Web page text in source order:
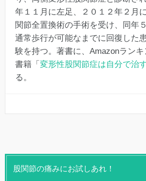
年１１月に左足、２０１２年２月
関節全置換術の手術を受け、同年
通常歩行が可能なまでに回復した
験を持つ。著書に、Amazonラン
書籍「 変形性股関節症は自分で治
る。
股関節の痛みにお試しあれ！